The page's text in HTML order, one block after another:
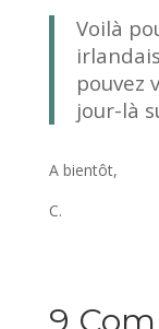
Voilà
pouvez
jour-là
A bientôt,
C.